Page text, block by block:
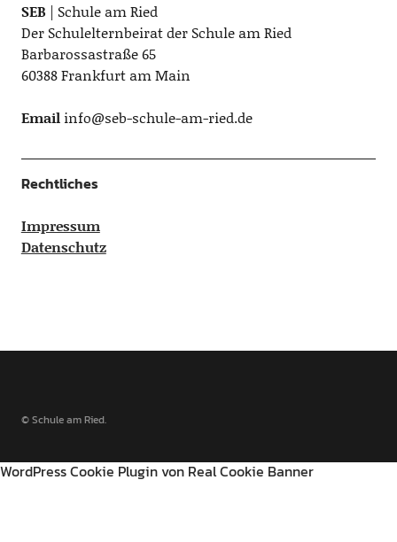
SEB | Schule am Ried
Der Schulelternbeirat der Schule am Ried
Barbarossastraße 65
60388 Frankfurt am Main
Emailinfo@seb-schule-am-ried.de
Rechtliches
Impressum
Datenschutz
© Schule am Ried
WordPress Cookie Plugin von Real Cookie Banner